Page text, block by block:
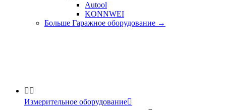
Autool
KONNWEI
Больше Гаражное оборудование →
 
Измерительное оборудование